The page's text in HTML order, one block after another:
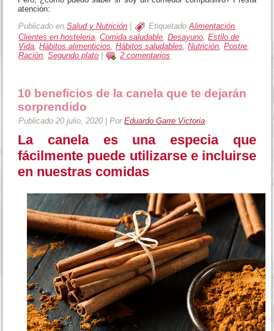
atención:
Publicado en Salud y Nutrición Etiquetado Alimentación,
Clientes en hosteleria ,Comida saludable ,Desayuno ,Estilo de
Vida ,Hábitos alimenticios ,Hábitos saludables ,Nutrición ,Postre
Ración,Segundo plato 2 comentarios
10 beneficios de la canela que te dejarán
sorprendido
Publicado 20 julio, 2020 |Por Eduardo Garre Victoria
La canela es una especia que
fácilmente puede utilizarse e incluirse
en nuestras comidas